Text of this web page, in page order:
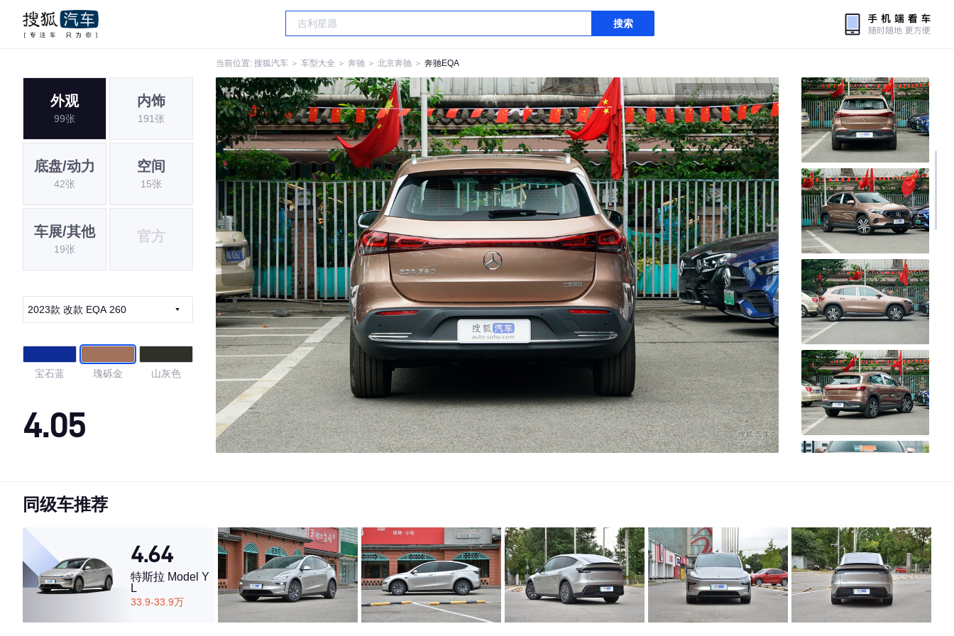
搜索
当前位置: 搜狐汽车 ＞ 车型大全 ＞ 奔驰 ＞ 北京奔驰 ＞ 奔驰EQA
外观
99张
内饰
191张
底盘/动力
42张
空间
15张
车展/其他
19张
官方
2023款 改款 EQA 260
宝石蓝 瑰砾金 山灰色
4.05
·内饰表现一般，低于56%同级车
·空间表现一般，低于100%同级车
全屏查看高清大图
同级车推荐
4.64
特斯拉 Model Y
L
33.9-33.9万